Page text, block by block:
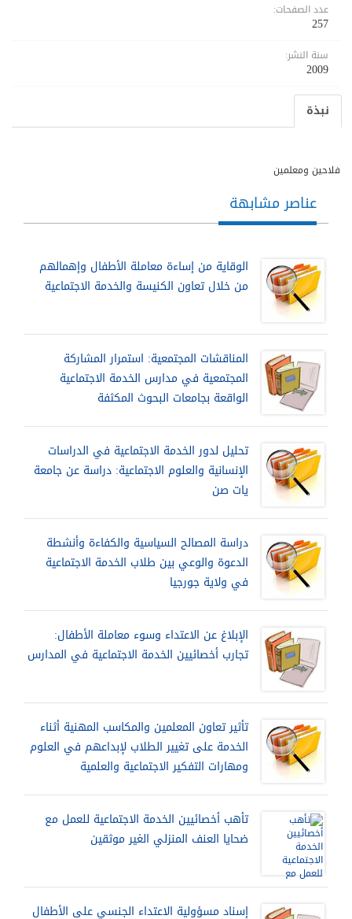
عدد الصفحات:
257
سنة النشر:
2009
نبذة
فلاحين ومعلمين
عناصر مشابهة
الوقاية من إساءة معاملة الأطفال وإهمالهم
من خلال تعاون الكنيسة والخدمة الاجتماعية
المناقشات المجتمعية: استمرار المشاركة
المجتمعية في مدارس الخدمة الاجتماعية
الواقعة بجامعات البحوث المكثفة
تحليل لدور الخدمة الاجتماعية في الدراسات
الإنسانية والعلوم الاجتماعية: دراسة عن جامعة
يات صن
دراسة المصالح السياسية والكفاءة وأنشطة
الدعوة والوعي بين طلاب الخدمة الاجتماعية
في ولاية جورجيا
الإبلاغ عن الاعتداء وسوء معاملة الأطفال:
تجارب أخصائيين الخدمة الاجتماعية في المدارس
تأثير تعاون المعلمين والمكاسب المهنية أثناء
الخدمة على تغيير الطلاب لإبداعهم في العلوم
ومهارات التفكير الاجتماعية والعلمية
تأهب أخصائيين الخدمة الاجتماعية للعمل مع
ضحايا العنف المنزلي الغير موثقين
إسناد مسؤولية الاعتداء الجنسي على الأطفال